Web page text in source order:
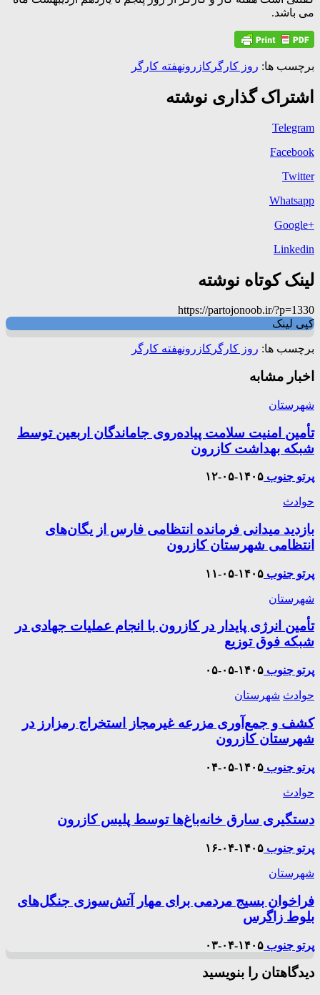
می باشد.
برچسب ها: روز کارگر کازرونهفته کارگر
اشتراک گذاری نوشته
Telegram
Facebook
Twitter
Whatsapp
+Google
Linkedin
لینک کوتاه نوشته
https://partojonoob.ir/?p=1330
کپی لینک
برچسب ها: روز کارگر کازرونهفته کارگر
اخبار مشابه
شهرستان
تأمین امنیت سلامت پیاده‌روی جاماندگان اربعین توسط
شبکه بهداشت کازرون
پرتو جنوب ۱۴۰۵-۰۵-۱۲
حوادث
بازدید میدانی فرمانده انتظامی فارس از یگان‌های
انتظامی شهرستان کازرون
پرتو جنوب ۱۴۰۵-۰۵-۱۱
شهرستان
تأمین انرژی پایدار در کازرون با انجام عملیات جهادی در
شبکه فوق توزیع
پرتو جنوب ۱۴۰۵-۰۵-۰۵
حوادث شهرستان
کشف و جمع‌آوری مزرعه غیرمجاز استخراج رمز‌ارز در
شهرستان کازرون
پرتو جنوب ۱۴۰۵-۰۵-۰۴
حوادث
دستگیری سارق خانه‌باغ‌ها توسط پلیس کازرون
پرتو جنوب ۱۴۰۵-۰۴-۱۶
شهرستان
فراخوان بسیج مردمی برای مهار آتش‌سوزی جنگل‌های
بلوط زاگرس
پرتو جنوب ۱۴۰۵-۰۴-۰۳
دیدگاهتان را بنویسید